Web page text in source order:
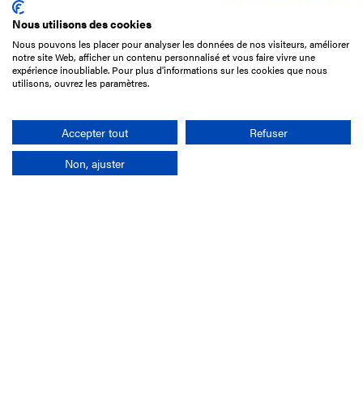
15 Boulevard de Douaumont
75017 Paris
01 49 10 20 29
Rechercher
Nous utilisons des cookies
Nous pouvons les placer pour analyser les données de nos visiteurs, améliorer
notre site Web, afficher un contenu personnalisé et vous faire vivre une
expérience inoubliable. Pour plus d'informations sur les cookies que nous
utilisons, ouvrez les paramètres.
Accepter tout
Refuser
Non, ajuster